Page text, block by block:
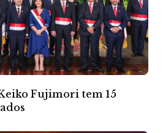
Fujimori tem 15